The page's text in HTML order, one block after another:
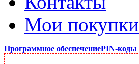
Мои покупки
Программное обеспечениеPIN-коды